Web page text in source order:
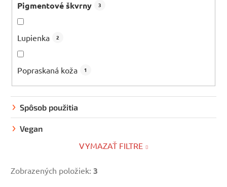
Pigmentové škvrny 3
Lupienka 2
Popraskaná koža 1
Spôsob použitia
Vegan
VYMAZAŤ FILTRE
Zobrazených položiek: 3